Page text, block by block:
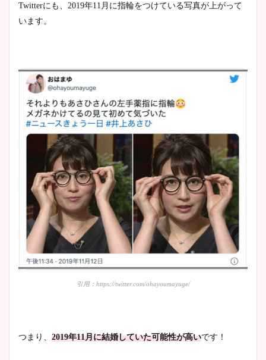
像比較！
とめ！美脚や水着姿に年齢も
宇賀神メグアナのニット画像
まとめ！足も美脚でカップも
凄い！
池谷実悠アナのメガネ画像が
かわいい！カップや水着姿も
まとめた！
Twitterにも、2019年11月に指輪をつけている写真が上がって
います。
引用：https://twitter.com/ohayoumayuge/
つまり、 2019年11月に結婚していた可能性が高いです！